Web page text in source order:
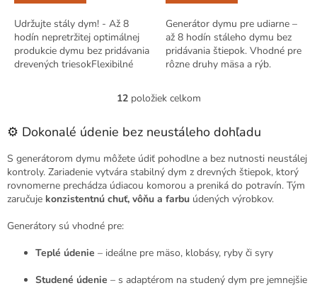
Udržujte stály dym! - Až 8
hodín nepretržitej optimálnej
produkcie dymu bez pridávania
drevených triesokFlexibilné
udiarňach - Možno použiť v...
Generátor dymu pre udiarne –
až 8 hodín stáleho dymu bez
pridávania štiepok. Vhodné pre
rôzne druhy mäsa a rýb.
O
l
d
a
c
i
v
y
12položiek celkom
⚙️ Dokonalé údenie bez neustáleho dohľadu
S generátorom dymu môžete údiť pohodlne a bez nutnosti neustálej
kontroly. Zariadenie vytvára stabilný dym z drevných štiepok, ktorý
rovnomerne prechádza údiacou komorou a preniká do potravín. Tým
zaručuje konzistentnú chuť, vôňu a farbu údených výrobkov.
Generátory sú vhodné pre:
Teplé údenie – ideálne pre mäso, klobásy, ryby či syry
Studené údenie – s adaptérom na studený dym pre jemnejšie